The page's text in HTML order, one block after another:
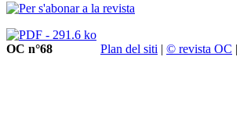
OC n°68 Plan del siti | © revista OC |